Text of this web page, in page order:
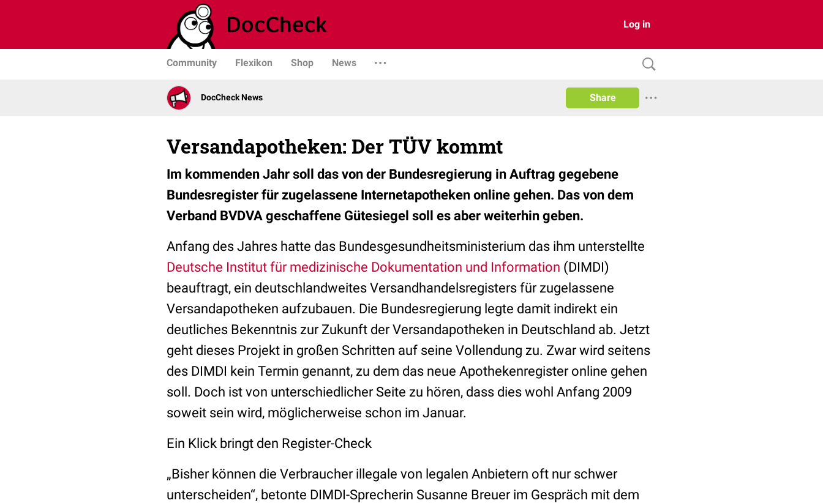
Log in
Community Flexikon Shop News
DocCheck News Share
Versandapotheken: Der TÜV kommt
Im kommenden Jahr soll das von der Bundesregierung in Auftrag gegebene
Bundesregister für zugelassene Internetapotheken online gehen. Das von dem
Verband BVDVA geschaffene Gütesiegel soll es aber weiterhin geben.
Anfang des Jahres hatte das Bundesgesundheitsministerium das ihm unterstellte
Deutsche Institut für medizinische Dokumentation und Information (DIMDI)
beauftragt, ein deutschlandweites Versandhandelsregisters für zugelassene
Versandapotheken aufzubauen. Die Bundesregierung legte damit indirekt ein
deutliches Bekenntnis zur Zukunft der Versandapotheken in Deutschland ab. Jetzt
geht dieses Projekt in großen Schritten auf seine Vollendung zu. Zwar wird seitens
des DIMDI kein Termin genannt, zu dem das neue Apothekenregister online gehen
soll. Doch ist von unterschiedlicher Seite zu hören, dass dies wohl Anfang 2009
soweit sein wird, möglicherweise schon im Januar.
Ein Klick bringt den Register-Check
„Bisher können die Verbraucher illegale von legalen Anbietern oft nur schwer
unterscheiden“, betonte DIMDI-Sprecherin Susanne Breuer im Gespräch mit dem